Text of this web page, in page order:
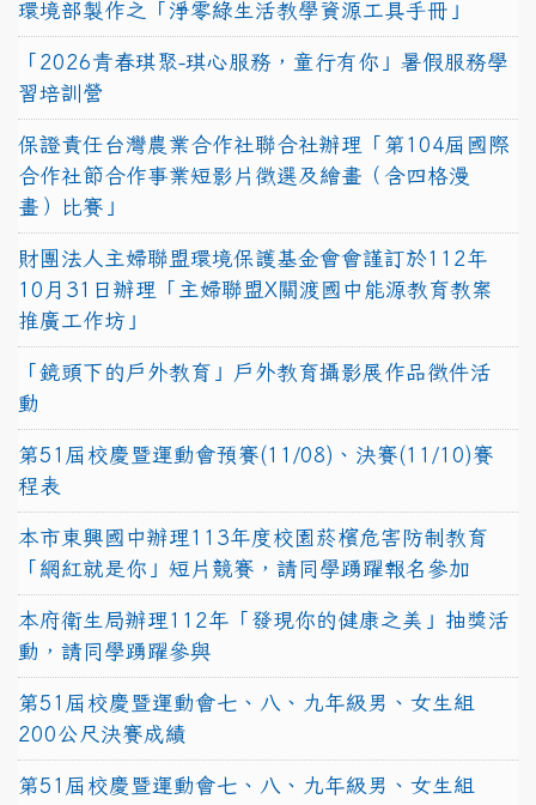
環境部製作之「淨零綠生活教學資源工具手冊」
「2026青春琪聚-琪心服務，童行有你」暑假服務學
習培訓營
保證責任台灣農業合作社聯合社辦理「第104屆國際
合作社節合作事業短影片徵選及繪畫（含四格漫
畫）比賽」
財團法人主婦聯盟環境保護基金會會謹訂於112年
10月31日辦理「主婦聯盟X關渡國中能源教育教案
推廣工作坊」
「鏡頭下的戶外教育」戶外教育攝影展作品徵件活
動
第51屆校慶暨運動會預賽(11/08)、決賽(11/10)賽
程表
本市東興國中辦理113年度校園菸檳危害防制教育
「網紅就是你」短片競賽，請同學踴躍報名參加
本府衛生局辦理112年「發現你的健康之美」抽獎活
動，請同學踴躍參與
第51屆校慶暨運動會七、八、九年級男、女生組
200公尺決賽成績
第51屆校慶暨運動會七、八、九年級男、女生組